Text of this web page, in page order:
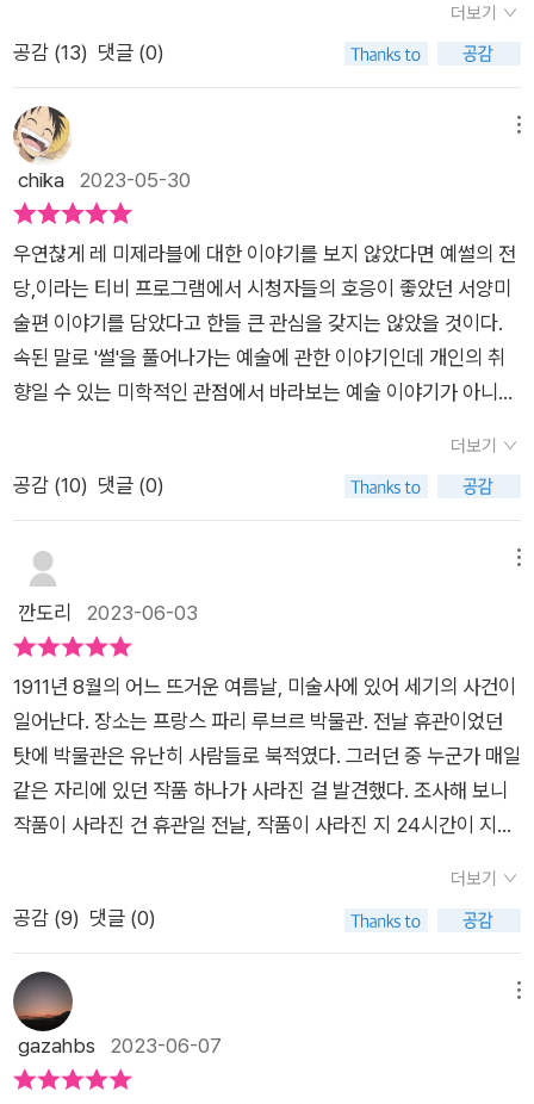
에 귀 기울여 보자. 그리고 답해 보자. “당신의 오늘은 어떤가
요?”
가지 아닐까? 음악이나 미술 등 가까이하기 쉽지 않은 분야들의
뒷이야기를 듣고 나면 한결 거리감이 덜어지는 것 같다. 특히 내
나와 같은 선입견을 심어주지 않기 위해 시작한 매년 미술서적 읽
기는 처음에 비해 미술에 대한 부담감을 덜어주긴 했지만, 미술관
에 가서 무엇을 보고 어떻게 감상해야 할지는 여전히 쉽지 않다.​
리즈가 있는데, 각 시리즈의 저자는 한 인물을 중심으로 그 인물
에 대한 이야기를 그와 관련된 지역을 돌아보며 자신의 이야기와
녹여서 풀어낸다. 갑자기 이 시리즈를 이야기하는 이유는, 예썰의
전당 속에서 마주한 작가들 중 여러 명이 그 책의 단독 인물로 등
장하기 때문이다. 물론 그 책을 통해 만났지만, 잊힌 이야기뿐 아
니라 또 다른 비하인드 스토리를 통해 좀 더 깊이 있게 예술과 인
물의 삶을 조명할 수 있었던 시간이었다. ​ 비하인드 스토리를 자
술가 레오나르도 다빈치의 이야기를 읽다 보면 그가 서자였다는
것은 익히 알고 있었고 눈썹 없는 그림으로 유명한 모나리자의 작
가였다는 사실도 알고 있다. 근데 작디작은(가로 53cm, 세로 79
cm) 한 장의 그림이 왜 세계적으로 유명한 그림이 되었을까? 현
재 이 그림은 프랑스 루브르 박물관에 있는데, 과거 첫 순회 전시
가 열렸을 때 워낙 많은 관람인원(170만 명)이 몰려서 관람시간
을 20초로 제한했다고 한다. 왜 모나리자는 유명해진 것일까? 과
거 모나리자가 도난 된 적이 있었는데, 도둑은 이탈리아인이었다.
문제는 그림이 잃어버린 지 24시간이 지나도록 잃어버렸다는 사
최고의 박물관이라고 불리던 루브르에서 도난되었기에 더 논란
이 되었다. 2년 후 그림을 되찾긴 했지만, 워낙 대대적으로 보도
되었던지라 그 이후 모나리자의 인기는 하늘 높이 치솟았다고 한
다. 그렇다면 우리가 알고 있는 모나리자가 과연 진품인 걸까? 모
나리자라고 이름 붙여진 그림이 우리가 익숙하게 아는 작품 말고
또 있다는 사실에 무척 당황했다. 그에 대한 진실을 책을 통해 만
더보기
공감 (13) 댓글 (0)
chika 2023-05-30
우연찮게 레 미제라블에 대한 이야기를 보지 않았다면 예썰의 전
당,이라는 티비 프로그램에서 시청자들의 호응이 좋았던 서양미
술편 이야기를 담았다고 한들 큰 관심을 갖지는 않았을 것이다.
속된 말로 '썰'을 풀어나가는 예술에 관한 이야기인데 개인의 취
향일 수 있는 미학적인 관점에서 바라보는 예술 이야기가 아니라
아우르며 말하고 있는 것에 더해 예술가 개인의 사상과 개인사까
지 포함해 예술 작품에 얽혀있는 수많은 이야기들을 재미있게 풀
수 있을 것 같은 예술가들의 이야기를 담고 있는데 사실 관심을
갖고 있는 화가에 대한 여러 썰들은 대부분 한번쯤은 어느 책에선
가 읽어본 기억이 있는 이야기들이기는하다. 하지만 이 책을 읽으
취향이 강하게 나타날 수 있음을 확인할 수 있었다는 것이다. 내
친구는 마티스의 그림을 좋아하는데 나는 마티스의 그림보다 호
안 미로의 그림을 더 좋아한다. 호안 미로의 축제를 처음 봤을 때
정말 축제의 기쁨과 환호성이 들리는 것만 같았던 그 느낌을 잊지
못하기 때문이다. 내가 느꼈던 그런 감정을 어쩌면 마티스의
'춤'을 보며 또 다른 즐거움을 느끼게 될수도 있고 그래서인지 '내
그림들이 봄날의 즐거움을 담았으면 한다. 내가 얼마나 노력했는
가오고 있다. 고흐와 고갱이 짧은 기간 함께 살았고 고흐가 귀를
자르는 자해 사건에 대해서는 미술에 관심이 없는 사람도 아는 사
건이겠지만 고갱이 고흐의 해바라기 그림을 좋아했다는 것은 또
새롭다. 비슷한 색감과 느낌이지만 고갱보다는 앙리 루소의 그림
더보기
공감 (10) 댓글 (0)
깐도리 2023-06-03
1911년 8월의 어느 뜨거운 여름날, 미술사에 있어 세기의 사건이
일어난다. 장소는 프랑스 파리 루브르 박물관. 전날 휴관이었던
탓에 박물관은 유난히 사람들로 북적였다. 그러던 중 누군가 매일
같은 자리에 있던 작품 하나가 사라진 걸 발견했다. 조사해 보니
작품이 사라진 건 휴관일 전날, 작품이 사라진 지 24시간이 지나
폐쇄해 가며 이 작품을 찾으려 하지만 2년이 넘도록 작품은 흔적
조차 찾을 수 없었다, 그런데 이 사건은 미제로 남는 듯 했는데 사
로 보면 다서 작다고 생각할 수 있는 <모나리자>는 가로 53센티
미터, 세로 79센티미터, 두께 1.3센티미터의 포퓰러 나무 패널 위
에 그려졌으며, 그림 속 인물은 실제 사람 크기와 비슷하다. (-18
더보기
공감 (9) 댓글 (0)
gazahbs 2023-06-07